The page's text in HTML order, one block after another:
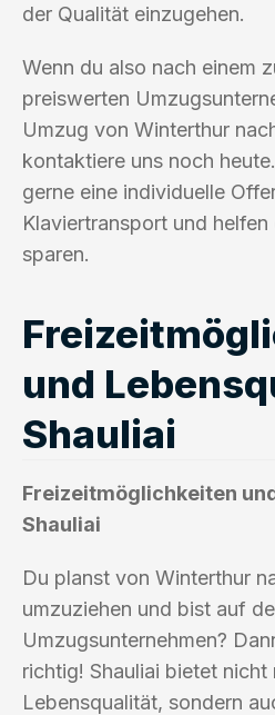
der Qualität einzugehen.
Wenn du also nach einem
preiswerten
Umzug von Winterthur
kontaktiere uns noch
gerne eine individuelle
Klaviertransport und
sparen.
und
Shauliai
Freizeitmöglichkeiten
Shauliai
Du planst von Winterthur
umzuziehen und bist auf
Umzugsunternehmen?
richtig! Shauliai bietet nicht
Lebensqualität, sondern